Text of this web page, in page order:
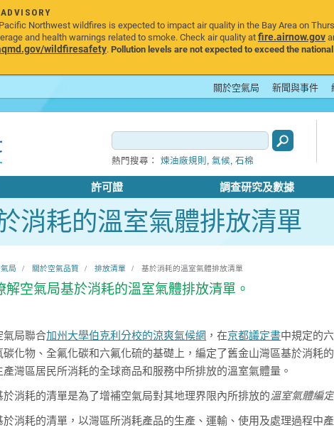
Northwest wildfires is expected to impact air quality in the Bay Area on
and health warnings related to smoke. Check air quality atfire.airnow.gov
wildfiresafety.Pollution levels are not expected to exceed the
關於空氣局 新聞與事件
熱門搜尋： 煉油廠規則, 氣候, 石棉
許可證 調查研究及數據
消耗的溫室氣體排放清單
局 關於空氣品質 排放清單 基於消耗的溫室氣體排放清單
解空氣局基於消耗的溫室氣體排放清單。
氣局聯合加州大學伯克利分校的涼爽氣候網 ，在京都議定書中規定的
碳化物、全氟化碳和六氟化硫的基礎上，編定了舊金山灣區基於消耗
產灣區居民所消耗的全球商品和服務中所排放的溫室氣體量。
於消耗的清單是為了增補空氣局對其地理界限內所排放的溫室氣體編
於消耗的清單，以灣區所消耗產品的生產、運輸、使用及處理過程中